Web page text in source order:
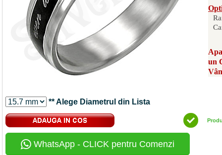
un
** Alege Diametrul din Lista
WhatsApp - CLICK pentru Comenzi